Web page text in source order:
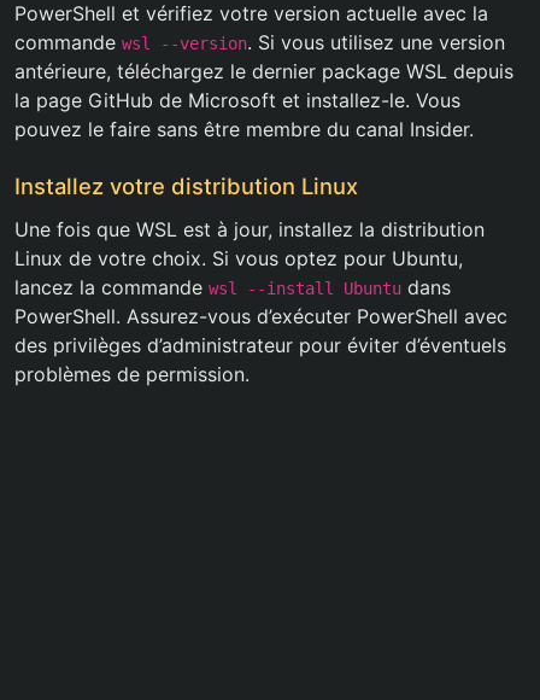
PowerShell et vérifiez votre version actuelle avec la
commande wsl --version. Si vous utilisez une version
antérieure, téléchargez le dernier package WSL depuis
la page GitHub de Microsoft et installez-le. Vous
pouvez le faire sans être membre du canal Insider.
Installez votre distribution Linux
Une fois que WSL est à jour, installez la distribution
Linux de votre choix. Si vous optez pour Ubuntu,
lancez la commande wsl --install Ubuntu dans
PowerShell. Assurez-vous d’exécuter PowerShell avec
des privilèges d’administrateur pour éviter d’éventuels
problèmes de permission.